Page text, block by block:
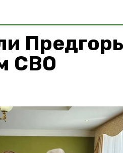
СВО